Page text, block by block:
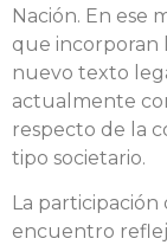
Nación. En ese
que incorporan
nuevo texto
actualmente
respecto de la
tipo societario.
La participación
encuentro